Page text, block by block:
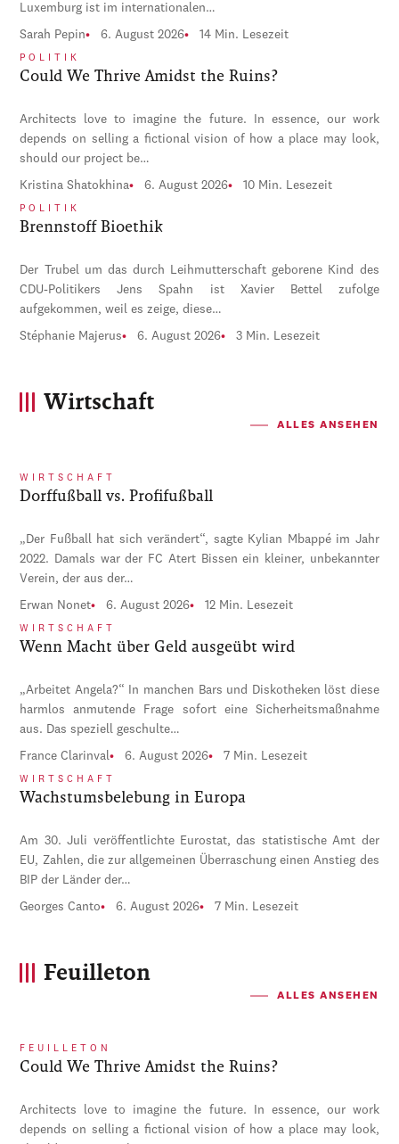
Luxemburg ist im internationalen…
Sarah Pepin 6. August 2026 14 Min. Lesezeit
POLITIK
Could We Thrive Amidst the Ruins?
Architects love to imagine the future. In essence, our work
depends on selling a fictional vision of how a place may look,
should our project be…
Kristina Shatokhina 6. August 2026 10 Min. Lesezeit
POLITIK
Brennstoff Bioethik
Der Trubel um das durch Leihmutterschaft geborene Kind des
CDU-Politikers Jens Spahn ist Xavier Bettel zufolge
aufgekommen, weil es zeige, diese…
Stéphanie Majerus 6. August 2026 3 Min. Lesezeit
Wirtschaft
ALLES ANSEHEN
WIRTSCHAFT
Dorffußball vs. Profifußball
„Der Fußball hat sich verändert“, sagte Kylian Mbappé im Jahr
2022. Damals war der FC Atert Bissen ein kleiner, unbekannter
Verein, der aus der…
Erwan Nonet 6. August 2026 12 Min. Lesezeit
WIRTSCHAFT
Wenn Macht über Geld ausgeübt wird
„Arbeitet Angela?“ In manchen Bars und Diskotheken löst diese
harmlos anmutende Frage sofort eine Sicherheitsmaßnahme
aus. Das speziell geschulte…
France Clarinval 6. August 2026 7 Min. Lesezeit
WIRTSCHAFT
Wachstumsbelebung in Europa
Am 30. Juli veröffentlichte Eurostat, das statistische Amt der
EU, Zahlen, die zur allgemeinen Überraschung einen Anstieg des
BIP der Länder der…
Georges Canto 6. August 2026 7 Min. Lesezeit
Feuilleton
ALLES ANSEHEN
FEUILLETON
Could We Thrive Amidst the Ruins?
Architects love to imagine the future. In essence, our work
depends on selling a fictional vision of how a place may look,